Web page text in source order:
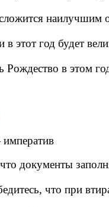
в этот год будет
Рождество в этом
документы
что при